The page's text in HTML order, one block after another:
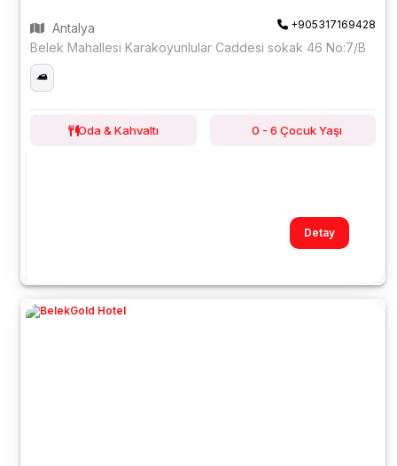
Antalya +905317169428
Belek Mahallesi Karakoyunlular Caddesi sokak 46 No:7/B
Oda & Kahvaltı 0 - 6 Çocuk Yaşı
Detay